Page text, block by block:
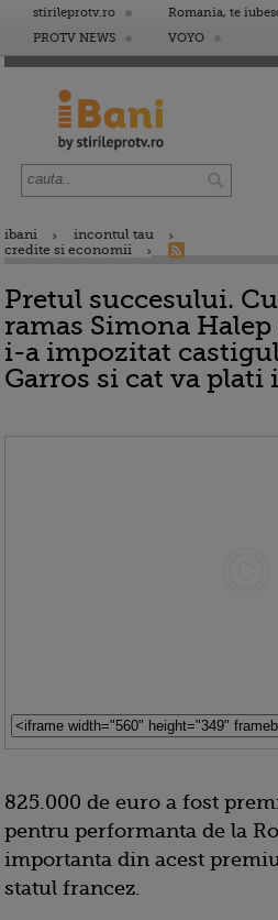
stirileprotv.ro Romania, te
PROTV NEWS
VOYO
ibani
incontul tau
credite si economii
Pretul succesului.
ramas Simona
i-a impozitat
Garros si cat va plati
825.000 de euro a fost
pentru performanta de la
importanta din acest
statul francez.